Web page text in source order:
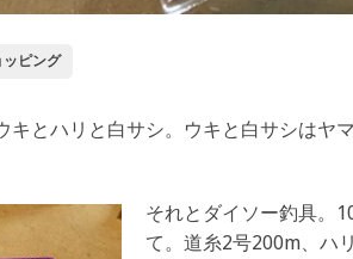
ッピング
キとハリと白サシ。ウキと白サシはヤ
それとダイソー釣具。
て。道糸2号200m、ハ